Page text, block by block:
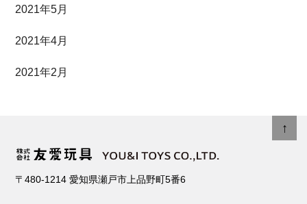
2021年5月
2021年4月
2021年2月
〒480-1214 愛知県瀬戸市上品野町5番6
↑